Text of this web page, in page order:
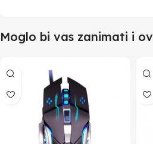
Moglo bi vas zanimati i